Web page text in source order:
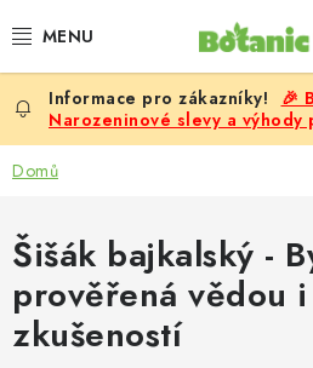
na
PREMIUM
DOPLŇKY STRAVY
CÍLE
POTRAVINY, NÁPOJE
SLEVY, AKCE
🎉
Narozeninové slevy a výhody
Domů
Šišák bajkalský -
prověřená vědou
zkušeností